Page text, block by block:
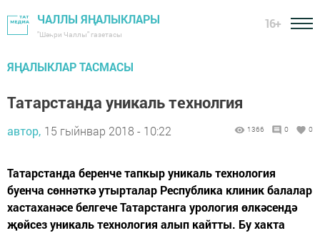
ЧАЛЛЫ ЯҢАЛЫКЛАРЫ
"Шәһри Чаллы" газетасы
16+
ЯҢАЛЫКЛАР ТАСМАСЫ
Татарстанда уникаль технолгия
автор, 15 гыйнвар 2018 - 10:22 1366 0 0
Татарстанда беренче тапкыр уникаль технология
буенча сөннәткә утырталар Республика клиник балалар
хастаханәсе белгече Татарстанга урология өлкәсендә
җөйсез уникаль технология алып кайтты. Бу хакта